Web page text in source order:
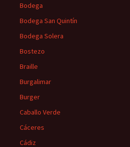
Bodega
Bodega San Quintín
Bodega Solera
Bostezo
Braille
Burgalimar
Burger
Caballo Verde
Cáceres
Cádiz